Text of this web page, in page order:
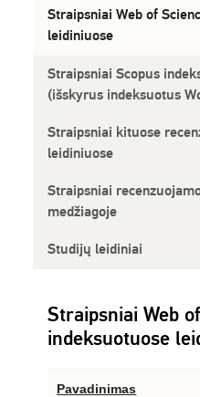
Straipsniai Web of
leidiniuose
Straipsniai Scopus
(išskyrus indeksuotus
Straipsniai kituose
leidiniuose
Straipsniai
medžiagoje
Studijų leidiniai
Straipsniai Web
indeksuotuose
Pavadinimas